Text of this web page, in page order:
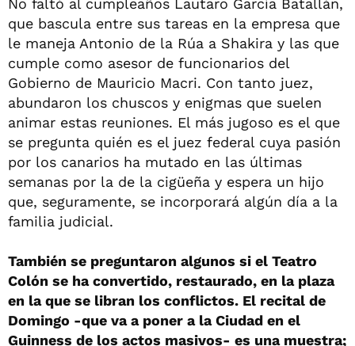
No faltó al cumpleaños Lautaro García Batallán,
que bascula entre sus tareas en la empresa que
le maneja Antonio de la Rúa a Shakira y las que
cumple como asesor de funcionarios del
Gobierno de Mauricio Macri. Con tanto juez,
abundaron los chuscos y enigmas que suelen
animar estas reuniones. El más jugoso es el que
se pregunta quién es el juez federal cuya pasión
por los canarios ha mutado en las últimas
semanas por la de la cigüeña y espera un hijo
que, seguramente, se incorporará algún día a la
familia judicial.
También se preguntaron algunos si el Teatro
Colón se ha convertido, restaurado, en la plaza
en la que se libran los conflictos. El recital de
Domingo -que va a poner a la Ciudad en el
Guinness de los actos masivos- es una muestra;